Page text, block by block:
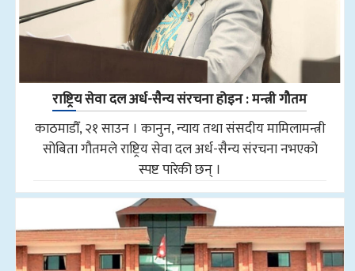
राष्ट्रिय सेवा दल अर्ध-सैन्य संरचना होइन : मन्त्री गौतम
काठमाडौँ, २१ साउन । कानुन, न्याय तथा संसदीय मामिलामन्त्री
सोबिता गौतमले राष्ट्रिय सेवा दल अर्ध-सैन्य संरचना नभएको
स्पष्ट पारेकी छन् ।